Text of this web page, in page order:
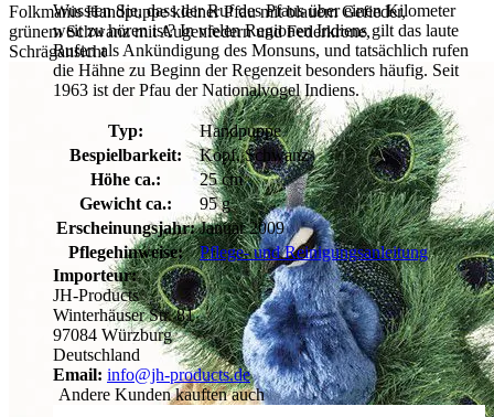
Folkmanis Handpuppe kleiner Pfau mit blauem Gefieder,
grünem Schwanz mit Augenfedern und Federkrone,
Schrägansicht
Wussten Sie, dass der Ruf des Pfaus über einen Kilometer
weit zu hören ist? In vielen Regionen Indiens gilt das laute
Rufen als Ankündigung des Monsuns, und tatsächlich rufen
die Hähne zu Beginn der Regenzeit besonders häufig. Seit
1963 ist der Pfau der Nationalvogel Indiens.
Typ:
Handpuppe
Bespielbarkeit:
Kopf, Schwanz
Höhe ca.:
25 cm
Gewicht ca.:
95 g
Erscheinungsjahr: Januar 2009
Pflegehinweise:
Pflege- und Reinigungsanleitung
Importeur:
JH-Products
Winterhäuser Str. 81
97084 Würzburg
Deutschland
Email: info@jh-products.de
Andere Kunden kauften auch